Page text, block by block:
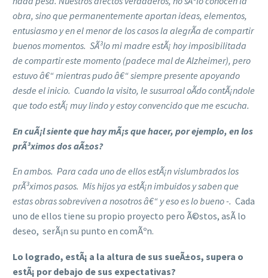
obra, sino que permanentemente aportan ideas, elementos,
entusiasmo y en el menor de los casos la alegrÃ­a de compartir
buenos momentos. SÃ³lo mi madre estÃ¡ hoy imposibilitada
de compartir este momento (padece mal de Alzheimer), pero
estuvo â€“ mientras pudo â€“ siempre presente apoyando
desde el inicio. Cuando la visito, le susurroal oÃ­do contÃ¡ndole
que todo estÃ¡ muy lindo y estoy convencido que me escucha.
En cuÃ¡l siente que hay mÃ¡s que hacer, por ejemplo, en los
prÃ³ximos dos aÃ±os?
En ambos. Para cada uno de ellos estÃ¡n vislumbrados los
prÃ³ximos pasos. Mis hijos ya estÃ¡n imbuidos y saben que
estas obras sobreviven a nosotros â€“ y eso es lo bueno -. Cada
uno de ellos tiene su propio proyecto pero Ã©stos, asÃ­ lo
deseo, serÃ¡n su punto en comÃºn.
Lo logrado, estÃ¡ a la altura de sus sueÃ±os, supera o
estÃ¡ por debajo de sus expectativas?